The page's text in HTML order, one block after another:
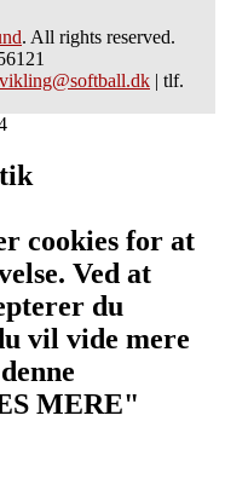
. All rights reserved.
| tlf.
cookies for at
Ved at
du
vil vide mere
MERE"